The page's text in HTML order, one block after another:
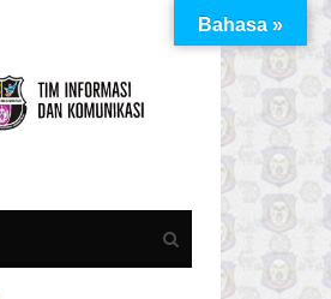
Open
search
panel
Bahasa »